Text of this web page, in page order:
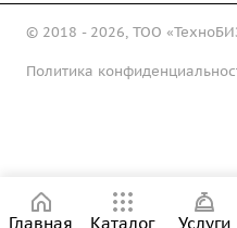
© 2018 - 2026, ТОО
Политика
Главная Каталог Услуги